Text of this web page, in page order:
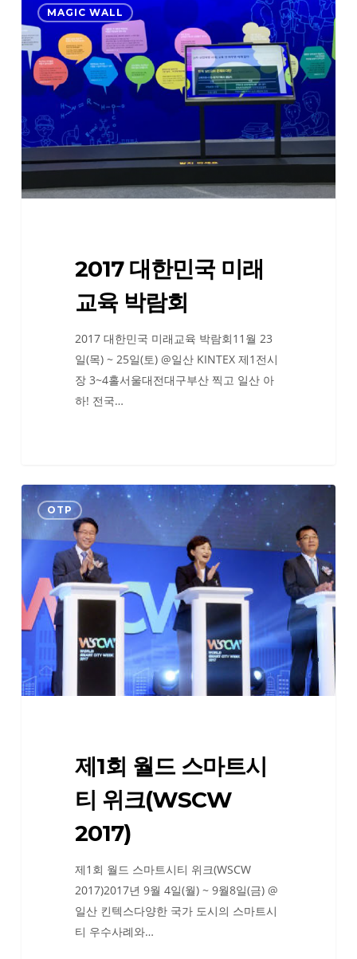
한
민
국
미
래
교
육
람
MAGIC WALL
2017 대한민국 미래
교육 박람회
2017 대한민국 미래교육 박람회11월 23
일(목) ~ 25일(토) @일산 KINTEX 제1전시
장 3~4홀서울대전대구부산 찍고 일산 아
하! 전국…
제
회
월
스
마
시
티
위
OTP
제1회 월드 스마트시
티 위크(WSCW
2017)
제1회 월드 스마트시티 위크(WSCW
2017)2017년 9월 4일(월) ~ 9월8일(금) @
일산 킨텍스다양한 국가 도시의 스마트시
티 우수사례와…